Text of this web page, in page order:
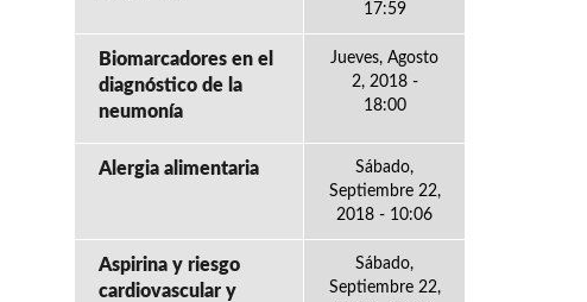
17:59
Biomarcadores en el
diagnóstico de la
neumonía
Jueves, Agosto
2, 2018 -
18:00
Alergia alimentaria
Sábado,
Septiembre 22,
2018 - 10:06
Aspirina y riesgo
cardiovascular y
Sábado,
Septiembre 22,